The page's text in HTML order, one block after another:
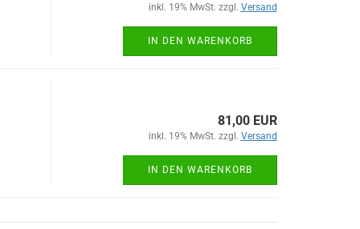
inkl. 19% MwSt. zzgl. Versand
IN DEN WARENKORB
81,00 EUR
inkl. 19% MwSt. zzgl. Versand
IN DEN WARENKORB